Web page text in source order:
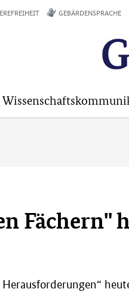
GEBÄRDENSPRACHE
Fächern"